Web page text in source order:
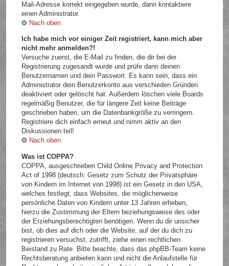
Mail-Adresse korrekt eingegeben wurde, dann kontaktiere
einen Administrator.
Nach oben
Ich habe mich vor einiger Zeit registriert, kann mich aber
nicht mehr anmelden?!
Versuche zuerst, die E-Mail zu finden, die dir bei der
Registrierung zugesandt wurde und prüfe dann deinen
Benutzernamen und dein Passwort. Es kann sein, dass ein
Administrator dein Benutzerkonto aus verschieden Gründen
deaktiviert oder gelöscht hat. Außerdem löschen viele Boards
regelmäßig Benutzer, die für längere Zeit keine Beiträge
geschrieben haben, um die Datenbankgröße zu verringern.
Registriere dich einfach erneut und nimm aktiv an den
Diskussionen teil!
Nach oben
Was ist COPPA?
COPPA, ausgeschrieben Child Online Privacy and Protection
Act of 1998 (deutsch: Gesetz zum Schutz der Privatsphäre
von Kindern im Internet von 1998) ist ein Gesetz in den USA,
welches festlegt, dass Websites, die möglicherweise
persönliche Daten von Kindern unter 13 Jahren erheben,
hierzu die Zustimmung der Eltern beziehungsweise des oder
der Erziehungsberechtigten benötigen. Wenn du dir unsicher
bist, ob dies auf dich oder die Website, auf der du dich zu
registrieren versuchst, zutrifft, ziehe einen rechtlichen
Beistand zu Rate. Bitte beachte, dass das phpBB-Team keine
Rechtsberatung anbieten kann und nicht die Anlaufstelle für